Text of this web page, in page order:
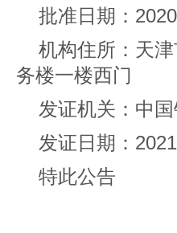
批准日期：
机构住所：天
务楼一楼西门
发证机关：中
发证日期：
特此公告